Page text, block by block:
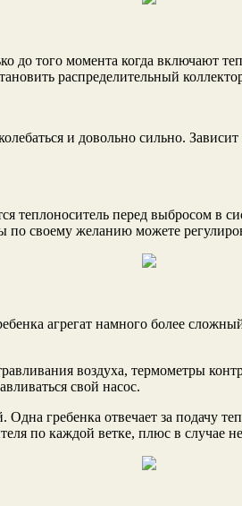
до того момента когда
распределительный
и довольно сильно.
теплоноситель перед выбросом в
по своему желанию можете
агрегат намного более
воздуха, термометры
свой насос.
гребенка отвечает за подачу
по каждой ветке, плюс в случае